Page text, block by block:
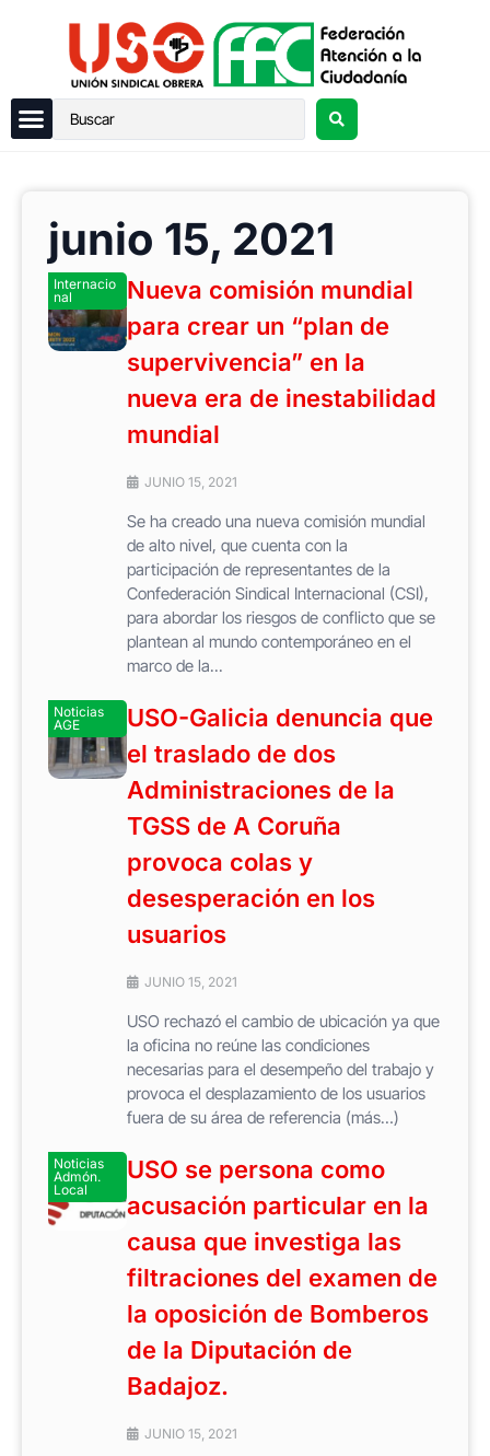
junio 15, 2021
Internacio
nal
Nueva comisión mundial
para crear un “plan de
supervivencia” en la
nueva era de inestabilidad
mundial
JUNIO 15, 2021
Se ha creado una nueva comisión mundial
de alto nivel, que cuenta con la
participación de representantes de la
Confederación Sindical Internacional (CSI),
para abordar los riesgos de conflicto que se
plantean al mundo contemporáneo en el
marco de la...
Noticias
AGE
USO-Galicia denuncia que
el traslado de dos
Administraciones de la
TGSS de A Coruña
provoca colas y
desesperación en los
usuarios
JUNIO 15, 2021
USO rechazó el cambio de ubicación ya que
la oficina no reúne las condiciones
necesarias para el desempeño del trabajo y
provoca el desplazamiento de los usuarios
fuera de su área de referencia (más…)
Noticias
Admón.
Local
USO se persona como
acusación particular en la
causa que investiga las
filtraciones del examen de
la oposición de Bomberos
de la Diputación de
Badajoz.
JUNIO 15, 2021